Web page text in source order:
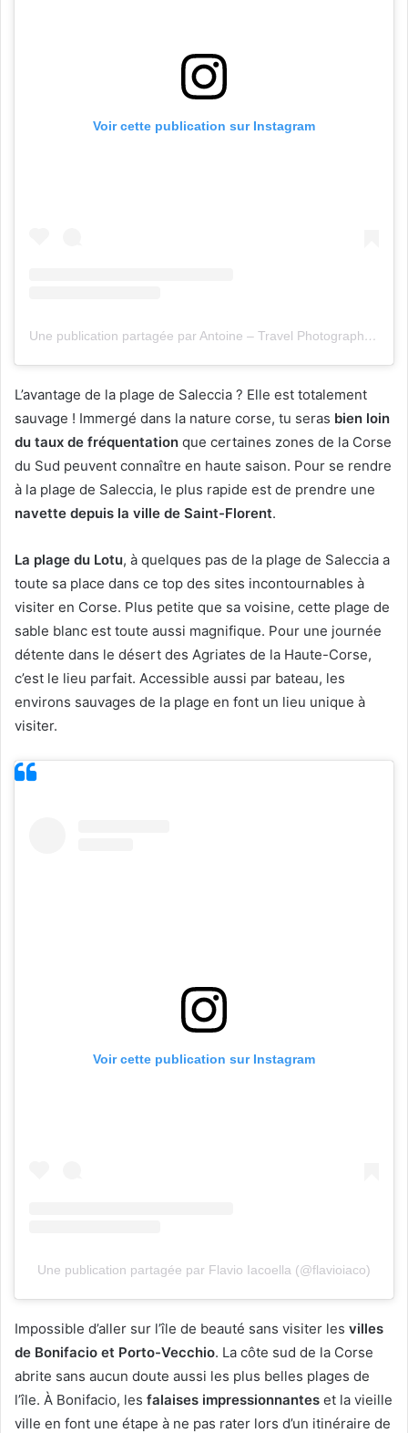
Voir cette publication sur Instagram
Une publication partagée par Antoine – Travel Photographer (@lost_in.yesterday)
L’avantage de la plage de Saleccia ? Elle est totalement
sauvage ! Immergé dans la nature corse, tu seras bien loin
du taux de fréquentation que certaines zones de la Corse
du Sud peuvent connaître en haute saison. Pour se rendre
à la plage de Saleccia, le plus rapide est de prendre une
navette depuis la ville de Saint-Florent.
La plage du Lotu, à quelques pas de la plage de Saleccia a
toute sa place dans ce top des sites incontournables à
visiter en Corse. Plus petite que sa voisine, cette plage de
sable blanc est toute aussi magnifique. Pour une journée
détente dans le désert des Agriates de la Haute-Corse,
c’est le lieu parfait. Accessible aussi par bateau, les
environs sauvages de la plage en font un lieu unique à
visiter.
Voir cette publication sur Instagram
Une publication partagée par Flavio Iacoella (@flavioiaco)
Impossible d’aller sur l’île de beauté sans visiter les villes
de Bonifacio et Porto-Vecchio. La côte sud de la Corse
abrite sans aucun doute aussi les plus belles plages de
l’île. À Bonifacio, les falaises impressionnantes et la vieille
ville en font une étape à ne pas rater lors d’un itinéraire de